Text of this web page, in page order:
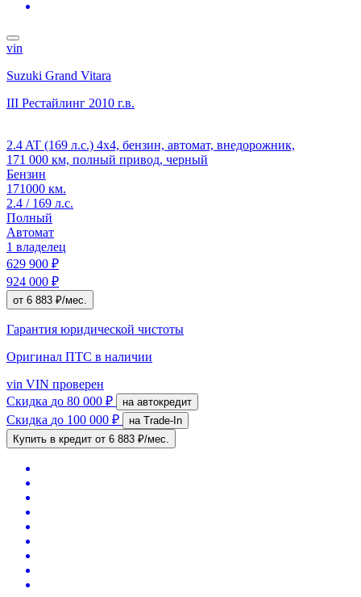
vin
Suzuki Grand Vitara
III Рестайлинг 2010 г.в.
2.4 AT (169 л.с.) 4x4, бензин, автомат, внедорожник,
171 000 км, полный привод, черный
Бензин
171000 км.
2.4 / 169 л.с.
Полный
Автомат
1 владелец
629 900 ₽
924 000 ₽
от 6 883 ₽/мес.
Гарантия юридической чистоты
Оригинал ПТС в наличии
vin VIN проверен
Скидка до 80 000 ₽ на автокредит
Скидка до 100 000 ₽
на Trade-In
Купить в кредит от 6 883 ₽/мес.